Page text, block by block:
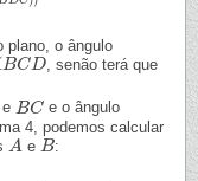
plano, o ângulo
BCD, senão terá que
e BC
BC e o ângulo
4, podemos calcular
A
A e B
B :